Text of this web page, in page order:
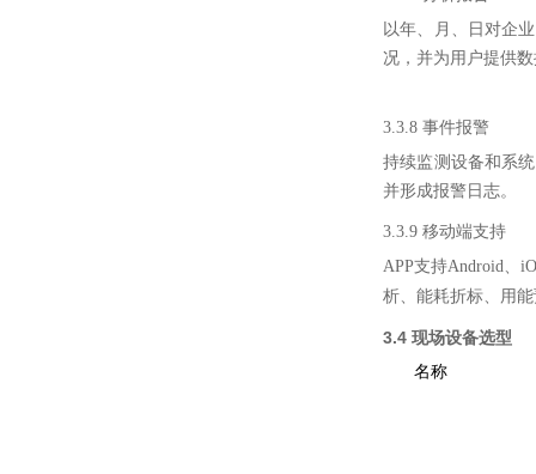
以年、月、日对企
况，并为用户提供
3.3.8 事件报警
持续监测设备和系
并形成报警日志。
3.3.9 移动端支持
APP支持Android、
析、能耗折标、用
3.4 现场设备选型
名称